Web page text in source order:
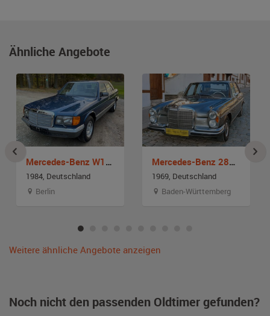
Ähnliche Angebote
Mercedes-Benz W126 500 SE
1984, Deutschland
Berlin
Mercedes-Benz 280 SE W 108
1969, Deutschland
Baden-Württemberg
Weitere ähnliche Angebote anzeigen
Noch nicht den passenden Oldtimer gefunden?